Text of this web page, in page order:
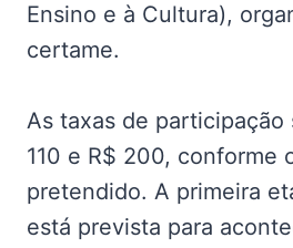
Ensino e à Cultura),
certame.
As taxas de participação
110 e R$ 200, conforme
pretendido. A primeira
está prevista para